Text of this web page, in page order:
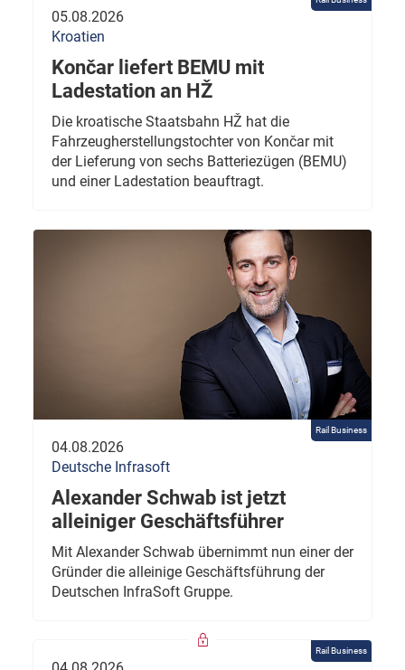
05.08.2026
Kroatien
Končar liefert BEMU mit
Ladestation an HŽ
Die kroatische Staatsbahn HŽ hat die
Fahrzeugherstellungstochter von Končar mit
der Lieferung von sechs Batteriezügen (BEMU)
und einer Ladestation beauftragt.
Rail Business
04.08.2026
Deutsche Infrasoft
Alexander Schwab ist jetzt
alleiniger Geschäftsführer
Mit Alexander Schwab übernimmt nun einer der
Gründer die alleinige Geschäftsführung der
Deutschen InfraSoft Gruppe.
Rail Business